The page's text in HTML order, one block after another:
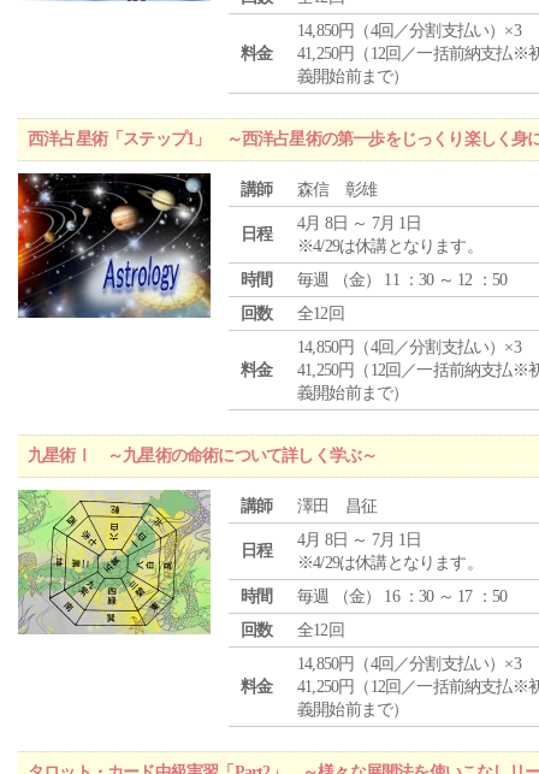
料金
14,850円（4回／分割支払い）×3
41,250円（12回／一括前納支払※
義開始前まで）
西洋占星術「ステップ1」 ～西洋占星術の第一歩をじっくり楽しく身
講師 森信 彰雄
日程
4月 8日 ～ 7月 1日
※4/29は休講となります。
時間
毎週 （金） 11 ：30 ～ 12 ：50
回数
全12回
料金
14,850円（4回／分割支払い）×3
41,250円（12回／一括前納支払※
義開始前まで）
九星術Ⅰ ～九星術の命術について詳しく学ぶ～
講師 澤田 昌征
日程
4月 8日 ～ 7月 1日
※4/29は休講となります。
時間
毎週 （金） 16 ：30 ～ 17 ：50
回数
全12回
料金
14,850円（4回／分割支払い）×3
41,250円（12回／一括前納支払※
義開始前まで）